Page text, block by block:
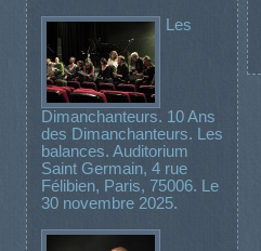
Les
Dimanchanteurs. 10 Ans
des Dimanchanteurs. Les
balances. Auditorium
Saint Germain, 4 rue
Félibien, Paris, 75006. Le
30 novembre 2025.